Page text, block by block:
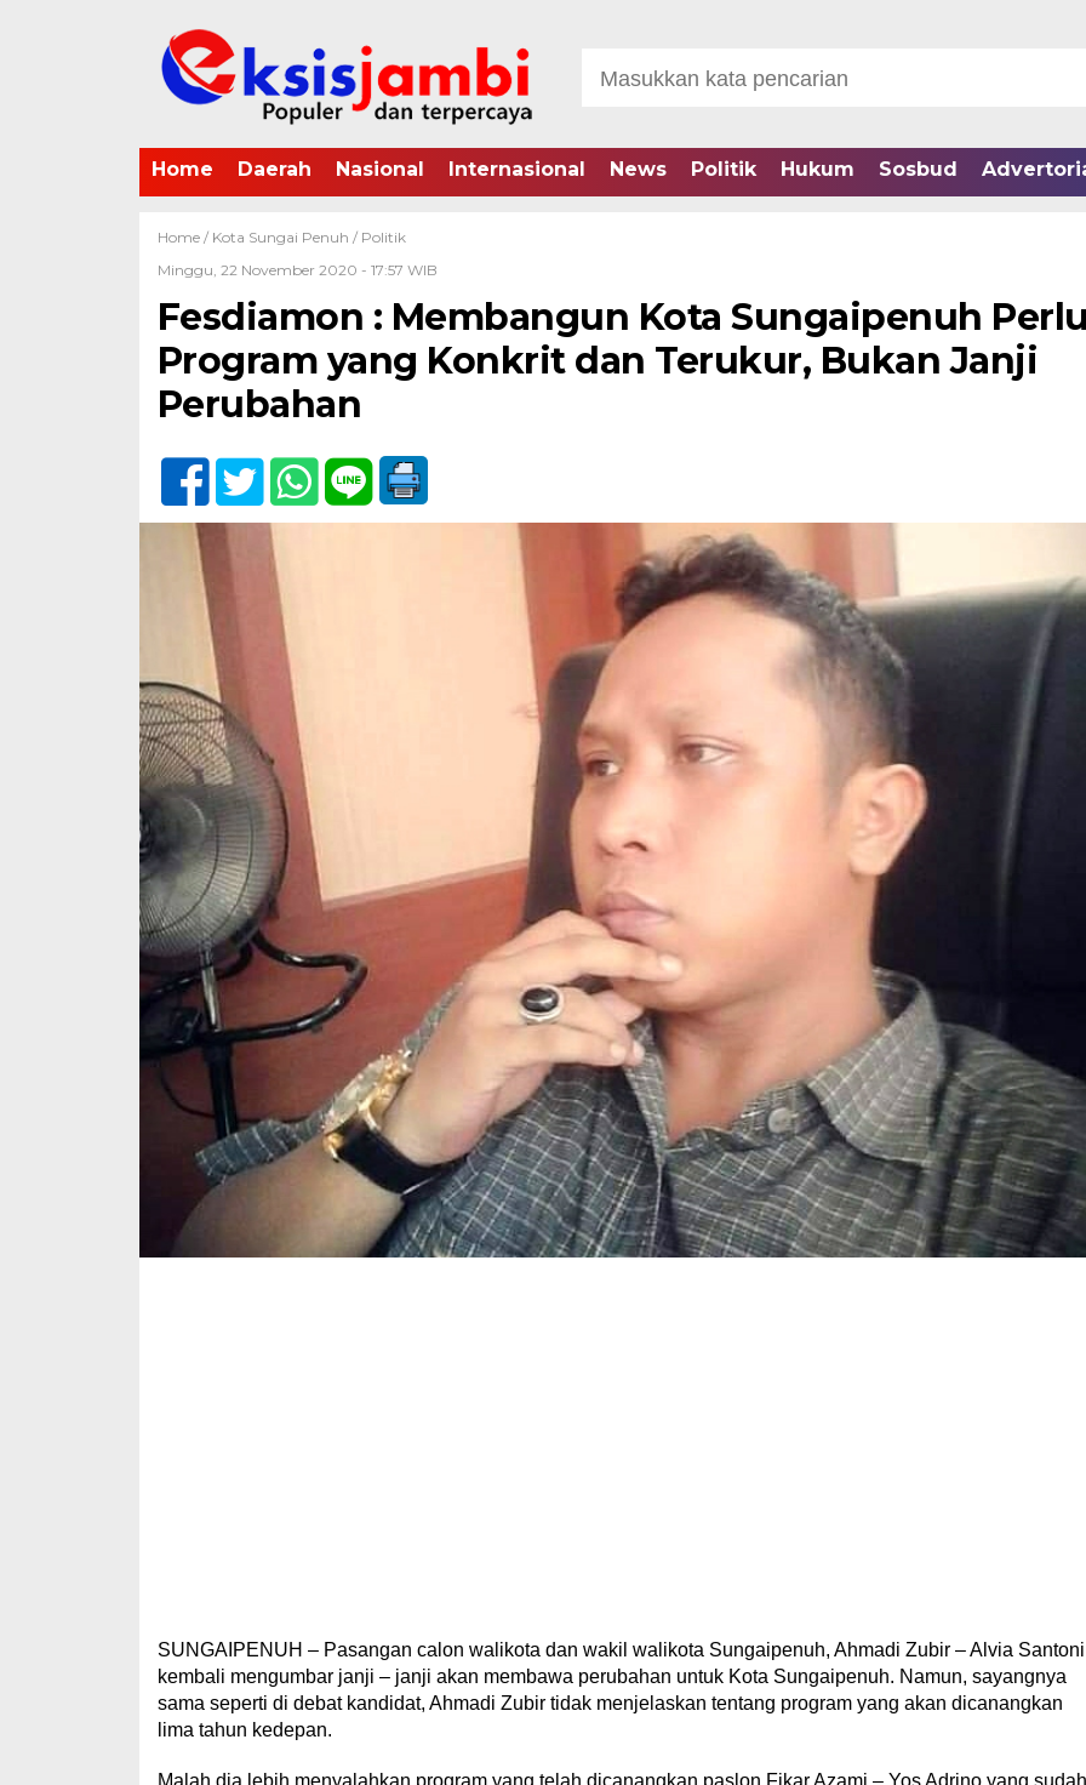
Home Daerah Nasional Internasional News Politik Hukum Sosbud
Home / Kota Sungai Penuh / Politik
Minggu, 22 November 2020 - 17:57 WIB
Fesdiamon : Membangun Kota Sungaipenuh
Program yang Konkrit dan Terukur, Bukan Janji
Perubahan
SUNGAIPENUH – Pasangan calon walikota dan wakil walikota Sungaipenuh, Ahmadi Zubir – Alvia Santoni
kembali mengumbar janji – janji akan membawa perubahan untuk Kota Sungaipenuh. Namun, sayangnya
sama seperti di debat kandidat, Ahmadi Zubir tidak menjelaskan tentang program yang akan dicanangkan
lima tahun kedepan.
Malah dia lebih menyalahkan program yang telah dicanangkan paslon Fikar Azami – Yos Adrino yang sudah